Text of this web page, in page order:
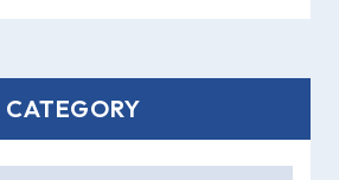
CATEGORY